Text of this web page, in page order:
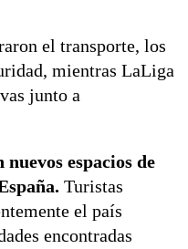
el transporte, los
mientras LaLiga
junto a
espacios de
Turistas
el país
encontradas